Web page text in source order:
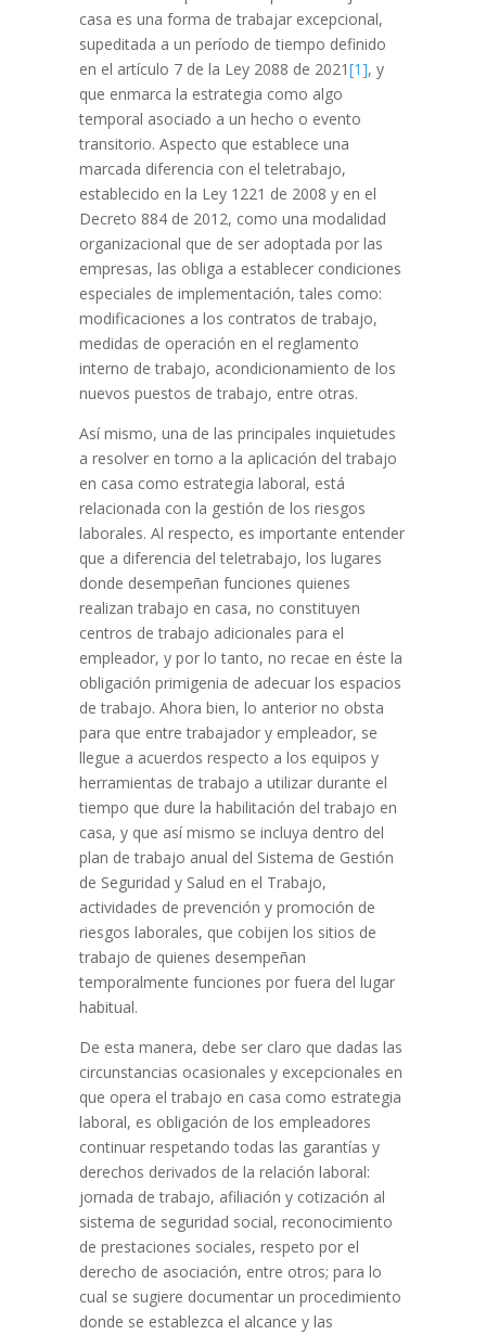
casa es una forma de trabajar excepcional,
supeditada a un período de tiempo definido
en el artículo 7 de la Ley 2088 de 2021[1], y
que enmarca la estrategia como algo
temporal asociado a un hecho o evento
transitorio. Aspecto que establece una
marcada diferencia con el teletrabajo,
establecido en la Ley 1221 de 2008 y en el
Decreto 884 de 2012, como una modalidad
organizacional que de ser adoptada por las
empresas, las obliga a establecer condiciones
especiales de implementación, tales como:
modificaciones a los contratos de trabajo,
medidas de operación en el reglamento
interno de trabajo, acondicionamiento de los
nuevos puestos de trabajo, entre otras.
Así mismo, una de las principales inquietudes
a resolver en torno a la aplicación del trabajo
en casa como estrategia laboral, está
relacionada con la gestión de los riesgos
laborales. Al respecto, es importante entender
que a diferencia del teletrabajo, los lugares
donde desempeñan funciones quienes
realizan trabajo en casa, no constituyen
centros de trabajo adicionales para el
empleador, y por lo tanto, no recae en éste la
obligación primigenia de adecuar los espacios
de trabajo. Ahora bien, lo anterior no obsta
para que entre trabajador y empleador, se
llegue a acuerdos respecto a los equipos y
herramientas de trabajo a utilizar durante el
tiempo que dure la habilitación del trabajo en
casa, y que así mismo se incluya dentro del
plan de trabajo anual del Sistema de Gestión
de Seguridad y Salud en el Trabajo,
actividades de prevención y promoción de
riesgos laborales, que cobijen los sitios de
trabajo de quienes desempeñan
temporalmente funciones por fuera del lugar
habitual.
De esta manera, debe ser claro que dadas las
circunstancias ocasionales y excepcionales en
que opera el trabajo en casa como estrategia
laboral, es obligación de los empleadores
continuar respetando todas las garantías y
derechos derivados de la relación laboral:
jornada de trabajo, afiliación y cotización al
sistema de seguridad social, reconocimiento
de prestaciones sociales, respeto por el
derecho de asociación, entre otros; para lo
cual se sugiere documentar un procedimiento
donde se establezca el alcance y las